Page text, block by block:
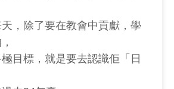
，除了要在教會中貢獻，學
目標，就是要去認識佢「日